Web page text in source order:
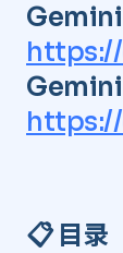
Gemini
Gemini
📋 目录 ​